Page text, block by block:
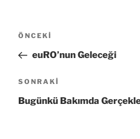
Yazı
Önceki
Yazı
ÖNCEKI
euRO’nun Geleceği
Sonraki
Yazı
SONRAKI
Bugünkü Bakımda